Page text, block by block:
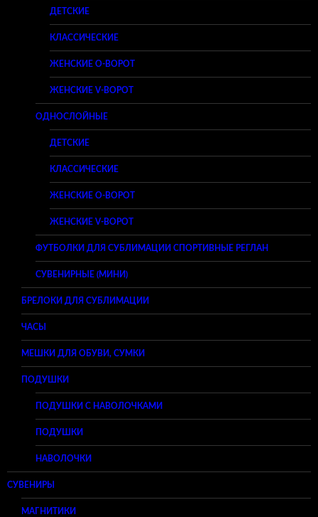
ДЕТСКИЕ
КЛАССИЧЕСКИЕ
ЖЕНСКИЕ O-ВОРОТ
ЖЕНСКИЕ V-ВОРОТ
ОДНОСЛОЙНЫЕ
ДЕТСКИЕ
КЛАССИЧЕСКИЕ
ЖЕНСКИЕ O-ВОРОТ
ЖЕНСКИЕ V-ВОРОТ
ФУТБОЛКИ ДЛЯ СУБЛИМАЦИИ СПОРТИВНЫЕ РЕГЛАН
СУВЕНИРНЫЕ (МИНИ)
БРЕЛОКИ ДЛЯ СУБЛИМАЦИИ
ЧАСЫ
МЕШКИ ДЛЯ ОБУВИ, СУМКИ
ПОДУШКИ
ПОДУШКИ С НАВОЛОЧКАМИ
ПОДУШКИ
НАВОЛОЧКИ
СУВЕНИРЫ
МАГНИТИКИ